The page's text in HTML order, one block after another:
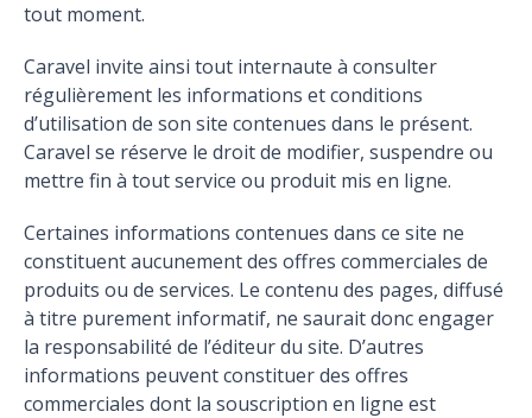
tout moment.
Caravel invite ainsi tout internaute à consulter
régulièrement les informations et conditions
d’utilisation de son site contenues dans le présent.
Caravel se réserve le droit de modifier, suspendre ou
mettre fin à tout service ou produit mis en ligne.
Certaines informations contenues dans ce site ne
constituent aucunement des offres commerciales de
produits ou de services. Le contenu des pages, diffusé
à titre purement informatif, ne saurait donc engager
la responsabilité de l’éditeur du site. D’autres
informations peuvent constituer des offres
commerciales dont la souscription en ligne est